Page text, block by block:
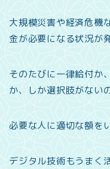
大規模災害や経済危機
金が必要になる状況が
そのたびに一律給付か
か、しか選択肢がない
必要な人に適切な額を
デジタル技術もうまく